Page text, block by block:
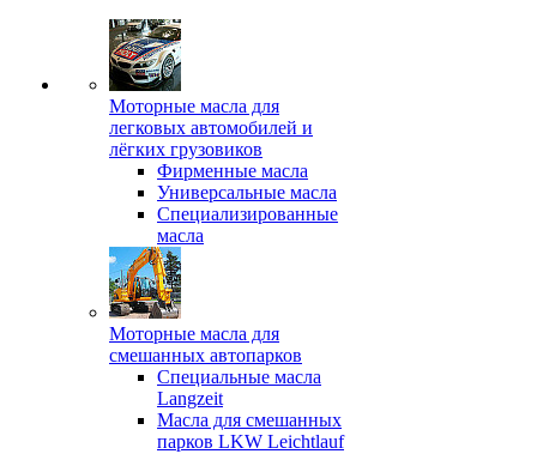
Моторные масла для
легковых автомобилей и
лёгких грузовиков
Фирменные масла
Универсальные масла
Специализированные
масла
Моторные масла для
смешанных автопарков
Специальные масла
Langzeit
Масла для смешанных
парков LKW Leichtlauf